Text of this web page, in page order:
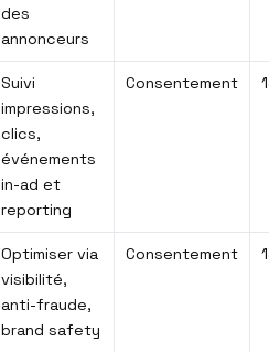
des
annonceurs
Suivi
impressions,
clics,
événements
in-ad et
reporting
Consentement
Optimiser via
visibilité,
anti-fraude,
brand safety
Consentement